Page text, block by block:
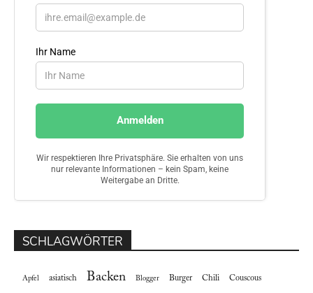
SCHLAGWÖRTER
Apfel asiatisch Backen Blogger Burger Chili Couscous